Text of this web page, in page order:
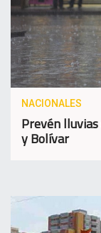
NACIONALES
Prevén
y Bolívar